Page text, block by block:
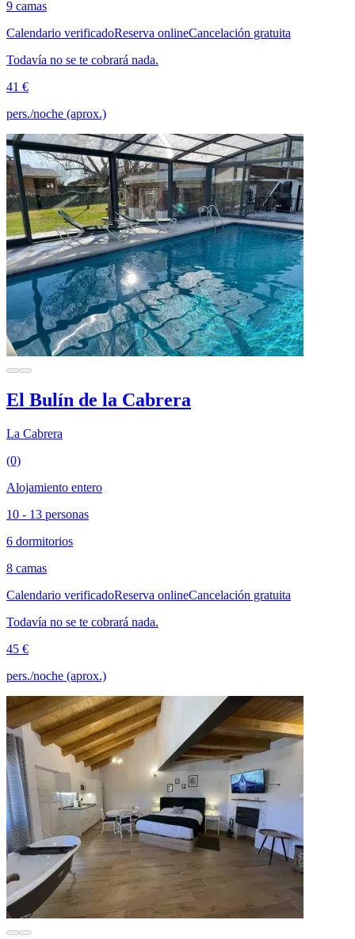
9 camas
Calendario verificadoReserva onlineCancelación gratuita
Todavía no se te cobrará nada.
41 €
pers./noche (aprox.)
El Bulín de la Cabrera
La Cabrera
(0)
Alojamiento entero
10 - 13 personas
6 dormitorios
8 camas
Calendario verificadoReserva onlineCancelación gratuita
Todavía no se te cobrará nada.
45 €
pers./noche (aprox.)